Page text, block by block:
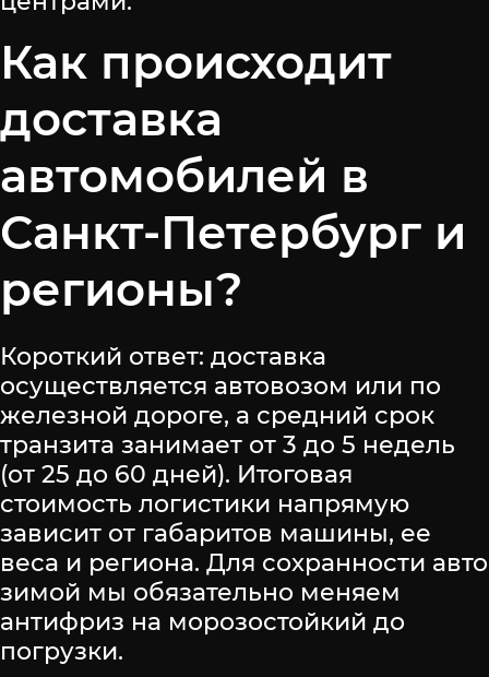
Как происходит
доставка
автомобилей в
Санкт-Петербург и
регионы?
Короткий ответ: доставка
осуществляется автовозом или по
железной дороге, а средний срок
транзита занимает от 3 до 5 недель
(от 25 до 60 дней). Итоговая
стоимость логистики напрямую
зависит от габаритов машины, ее
веса и региона. Для сохранности авто
зимой мы обязательно меняем
антифриз на морозостойкий до
погрузки.